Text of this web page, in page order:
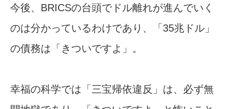
今後、BRICSの台頭でドル離れが進んでいく
のは分かっているわけであり、「35兆ドル」
の債務は「きついですよ」。
幸福の科学では「三宝帰依違反」は、必ず無